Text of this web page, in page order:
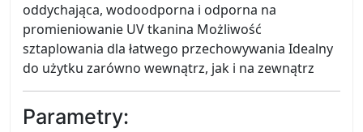
oddychająca, wodoodporna i odporna na
promieniowanie UV tkanina Możliwość
sztaplowania dla łatwego przechowywania Idealny
do użytku zarówno wewnątrz, jak i na zewnątrz
Parametry: